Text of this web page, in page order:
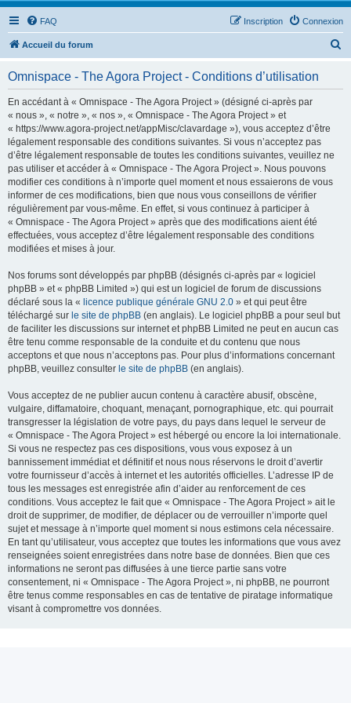
FAQ Connexion
Inscription
Accueil du forum
Omnispace - The Agora Project - Conditions d’utilisation
En accédant à « Omnispace - The Agora Project » (désigné ci-après par
« nous », « notre », « nos », « Omnispace - The Agora Project » et
« https://www.agora-project.net/appMisc/clavardage »), vous acceptez d’être
légalement responsable des conditions suivantes. Si vous n’acceptez pas
d’être légalement responsable de toutes les conditions suivantes, veuillez ne
pas utiliser et accéder à « Omnispace - The Agora Project ». Nous pouvons
modifier ces conditions à n’importe quel moment et nous essaierons de vous
informer de ces modifications, bien que nous vous conseillons de vérifier
régulièrement par vous-même. En effet, si vous continuez à participer à
« Omnispace - The Agora Project » après que des modifications aient été
effectuées, vous acceptez d’être légalement responsable des conditions
modifiées et mises à jour.
Nos forums sont développés par phpBB (désignés ci-après par « logiciel
phpBB » et « phpBB Limited ») qui est un logiciel de forum de discussions
déclaré sous la « licence publique générale GNU 2.0 » et qui peut être
téléchargé sur le site de phpBB (en anglais). Le logiciel phpBB a pour seul but
de faciliter les discussions sur internet et phpBB Limited ne peut en aucun cas
être tenu comme responsable de la conduite et du contenu que nous
acceptons et que nous n’acceptons pas. Pour plus d’informations concernant
phpBB, veuillez consulter le site de phpBB (en anglais).
Vous acceptez de ne publier aucun contenu à caractère abusif, obscène,
vulgaire, diffamatoire, choquant, menaçant, pornographique, etc. qui pourrait
transgresser la législation de votre pays, du pays dans lequel le serveur de
« Omnispace - The Agora Project » est hébergé ou encore la loi internationale.
Si vous ne respectez pas ces dispositions, vous vous exposez à un
bannissement immédiat et définitif et nous nous réservons le droit d’avertir
votre fournisseur d’accès à internet et les autorités officielles. L’adresse IP de
tous les messages est enregistrée afin d’aider au renforcement de ces
conditions. Vous acceptez le fait que « Omnispace - The Agora Project » ait le
droit de supprimer, de modifier, de déplacer ou de verrouiller n’importe quel
sujet et message à n’importe quel moment si nous estimons cela nécessaire.
En tant qu’utilisateur, vous acceptez que toutes les informations que vous avez
renseignées soient enregistrées dans notre base de données. Bien que ces
informations ne seront pas diffusées à une tierce partie sans votre
consentement, ni « Omnispace - The Agora Project », ni phpBB, ne pourront
être tenus comme responsables en cas de tentative de piratage informatique
visant à compromettre vos données.